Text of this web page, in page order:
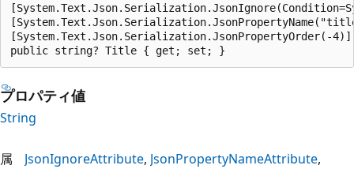
[System.Text.Json.Serialization.JsonPropertyOrder(-4)]
public string? Title { get; set; }
プロパティ値
String
属
JsonIgnoreAttribute JsonPropertyNameAttribute